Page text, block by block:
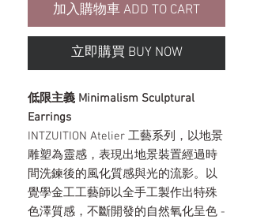
加入購物車 ADD TO CART
立即購買 BUY NOW
低限主義 Minimalism Sculptural
Earrings
INTZUITION Atelier 工藝系列，以地景
雕塑為靈感，表現出地景裝置經過時
間洗鍊後的風化質感與光的流影。以
覺學金工工藝師以全手工製作出特殊
色澤質感，不斷開發的自然氧化呈色 -